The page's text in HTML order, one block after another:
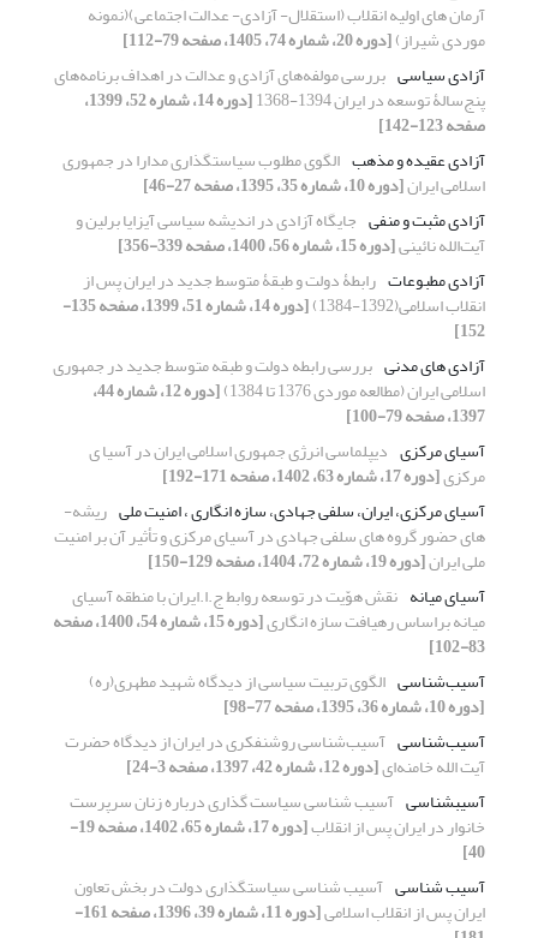
آرمان های اولیه انقلاب (استقلال- آزادی- عدالت اجتماعی)(نمونه
موردی شیراز)[دوره 20، شماره 74، 1405، صفحه 79-112]
آزادی سیاسی بررسی مولفه‌های آزادی و عدالت در اهداف برنامه‌های
پنج‌سالۀ توسعه در ایران 1394-1368 [دوره 14، شماره 52، 1399،
صفحه 123-142]
آزادی عقیده و مذهب الگوی مطلوب سیاستگذاری مدارا در جمهوری
اسلامی ایران[دوره 10، شماره 35، 1395، صفحه 27-46]
آزادی مثبت و منفی جایگاه آزادی در اندیشه‌ سیاسی آیزایا برلین و
آیت‌الله نائینی[دوره 15، شماره 56، 1400، صفحه 339-356]
آزادی مطبوعات رابطۀ دولت و طبقۀ متوسط جدید در ایران پس از
انقلاب اسلامی(1392-1384) [دوره 14، شماره 51، 1399، صفحه 135-
152]
آزادی های مدنی بررسی رابطه دولت و طبقه متوسط جدید در جمهوری
اسلامی ایران (مطالعه موردی 1376 تا 1384) [دوره 12، شماره 44،
1397، صفحه 79-100]
آسیای مرکزی دیپلماسی انرژی جمهوری اسلامی ایران در آسیا ی
مرکزی[دوره 17، شماره 63، 1402، صفحه 171-192]
آسیای مرکزی، ایران، سلفی جهادی، سازه انگاری ، امنیت ملی ریشه­
های حضور گروه های سلفی جهادی در آسیای مرکزی و تأثیر آن بر امنیت
ملی ایران[دوره 19، شماره 72، 1404، صفحه 129-150]
آسیای میانه نقش هوّیت در توسعه روابط ج.ا.ایران با منطقه آسیای
میانه براساس رهیافت سازه انگاری [دوره 15، شماره 54، 1400، صفحه
83-102]
آسیب‌شناسی الگوی تربیت سیاسی از دیدگاه شهید مطهری(ره)
[دوره 10، شماره 36، 1395، صفحه 77-98]
آسیب‌شناسی آسیب‌شناسی ‌روشنفکری در ایران از دیدگاه حضرت
آیت الله خامنه‌ای[دوره 12، شماره 42، 1397، صفحه 3-24]
آسیب‏شناسی آسیب شناسی سیاست گذاری درباره زنان سرپرست
خانوار در ایران پس از انقلاب [دوره 17، شماره 65، 1402، صفحه 19-
40]
آسیب شناسی آسیب شناسی سیاستگذاری دولت در بخش تعاون
ایران پس از انقلاب اسلامی [دوره 11، شماره 39، 1396، صفحه 161-